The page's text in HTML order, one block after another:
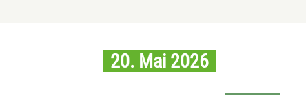
20. Mai 2026